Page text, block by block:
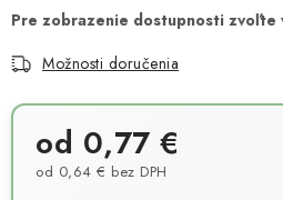
Možnosti doručenia
od 0,77 €
od 0,64 € bez DPH